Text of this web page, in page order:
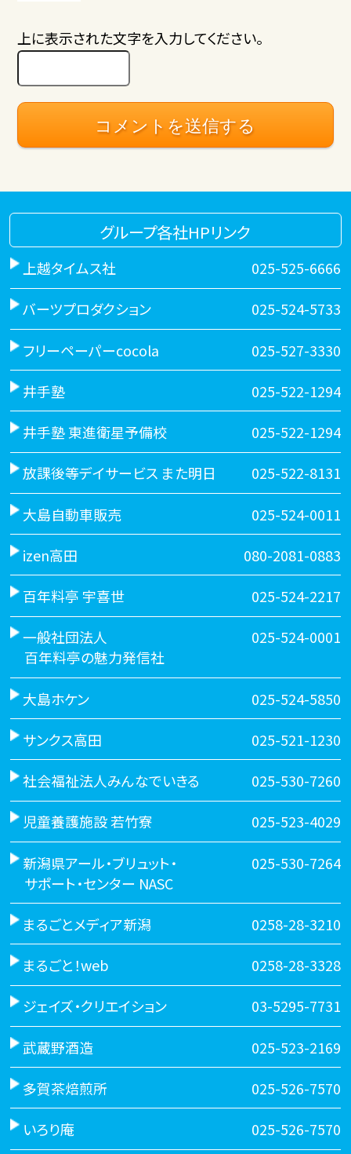
上に表示された文字を入力してください。
グループ各社HPリンク
上越タイムス社 025-525-6666
バーツプロダクション 025-524-5733
フリーペーパーcocola 025-527-3330
井手塾 025-522-1294
井手塾 東進衛星予備校 025-522-1294
放課後等デイサービス また明日 025-522-8131
大島自動車販売 025-524-0011
izen高田 080-2081-0883
百年料亭 宇喜世 025-524-2217
一般社団法人
百年料亭の魅力発信社
025-524-0001
大島ホケン 025-524-5850
サンクス高田 025-521-1230
社会福祉法人みんなでいきる 025-530-7260
児童養護施設 若竹寮 025-523-4029
新潟県アール・ブリュット・
サポート・センター NASC
025-530-7264
まるごとメディア新潟 0258-28-3210
まるごと！web 0258-28-3328
ジェイズ・クリエイション 03-5295-7731
武蔵野酒造 025-523-2169
多賀茶焙煎所 025-526-7570
いろり庵 025-526-7570